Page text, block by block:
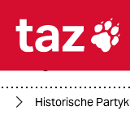

Historische